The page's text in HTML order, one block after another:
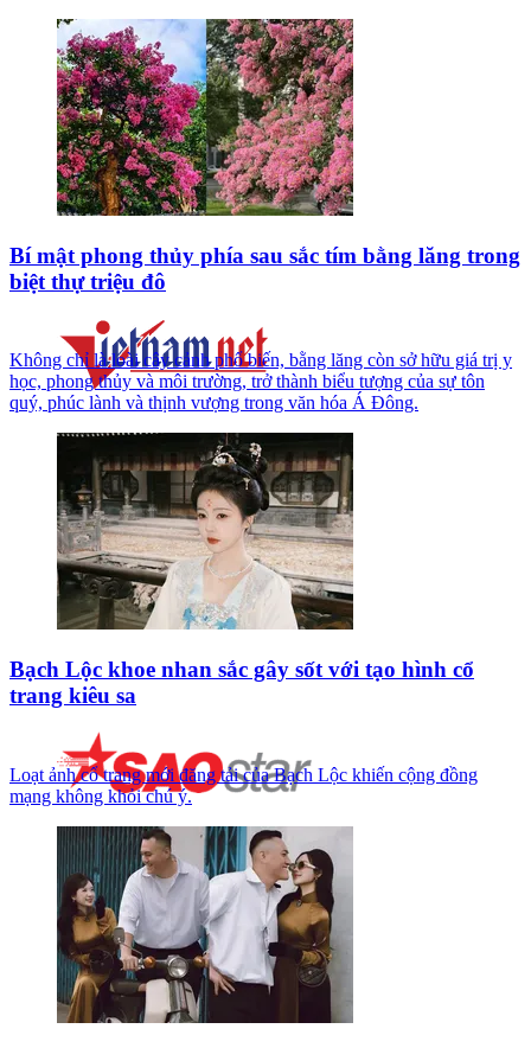
Bí mật phong thủy phía sau sắc tím bằng lăng trong
biệt thự triệu đô
Không chỉ là loài cây cảnh phổ biến, bằng lăng còn sở hữu giá trị y
học, phong thủy và môi trường, trở thành biểu tượng của sự tôn
quý, phúc lành và thịnh vượng trong văn hóa Á Đông.
Bạch Lộc khoe nhan sắc gây sốt với tạo hình cổ
trang kiêu sa
Loạt ảnh cổ trang mới đăng tải của Bạch Lộc khiến cộng đồng
mạng không khỏi chú ý.